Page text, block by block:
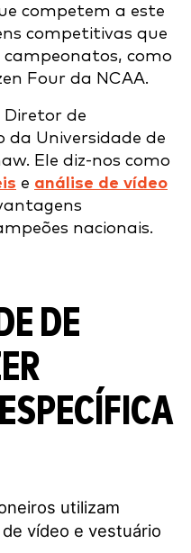
competem a este
competitivas que
como
Four da NCAA.
Diretor de
da Universidade de
Ele diz-nos como
e análise de vídeo
nacionais.
DE
utilizam
vídeo e vestuário